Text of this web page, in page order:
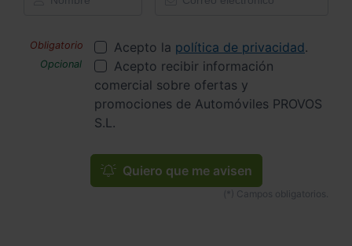
Acepto la política de privacidad.
Acepto recibir información
comercial sobre ofertas y
promociones de Automóviles PROVOS
S.L.
Quiero que me avisen